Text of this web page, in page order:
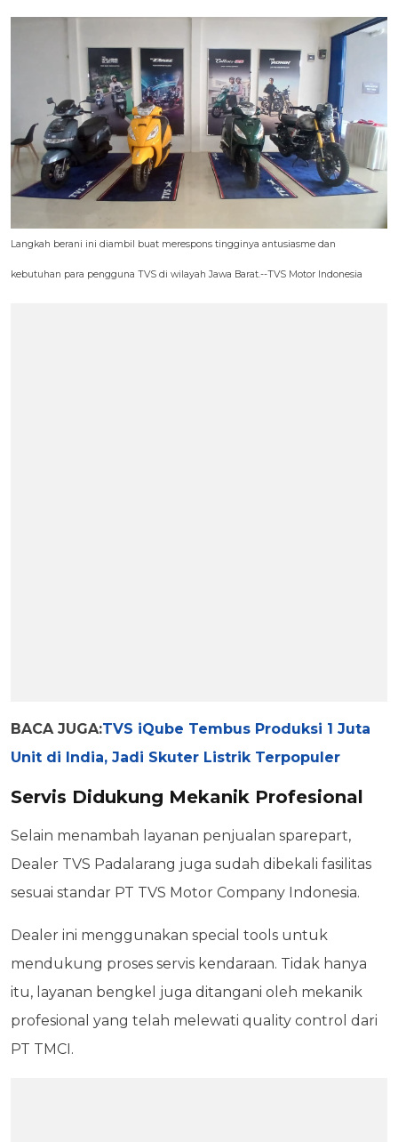
Langkah berani ini diambil buat merespons tingginya antusiasme dan
kebutuhan para pengguna TVS di wilayah Jawa Barat.--TVS Motor Indonesia
BACA JUGA:TVS iQube Tembus Produksi 1 Juta
Unit di India, Jadi Skuter Listrik Terpopuler
Servis Didukung Mekanik Profesional
Selain menambah layanan penjualan sparepart,
Dealer TVS Padalarang juga sudah dibekali fasilitas
sesuai standar PT TVS Motor Company Indonesia.
Dealer ini menggunakan special tools untuk
mendukung proses servis kendaraan. Tidak hanya
itu, layanan bengkel juga ditangani oleh mekanik
profesional yang telah melewati quality control dari
PT TMCI.